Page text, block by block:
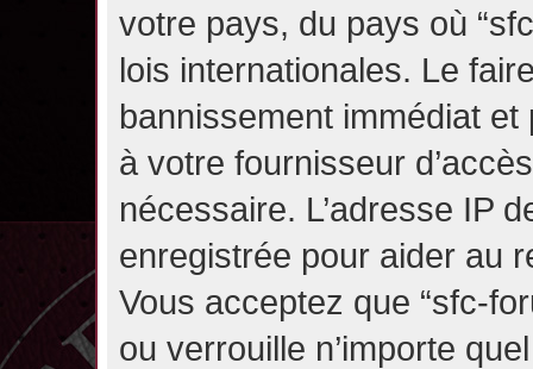
votre pays, du pays où
lois internationales. Le
bannissement immédiat
à votre fournisseur
nécessaire. L’adresse IP
enregistrée pour aider au
Vous acceptez que “sfc-
ou verrouille n’importe